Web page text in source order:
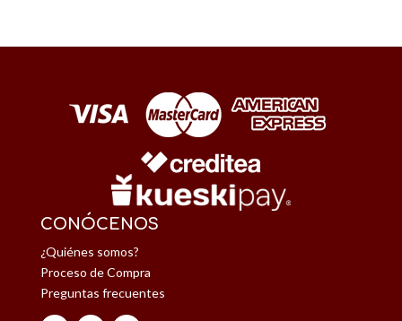
CONÓCENOS
¿Quiénes somos?
Proceso de Compra
Preguntas frecuentes